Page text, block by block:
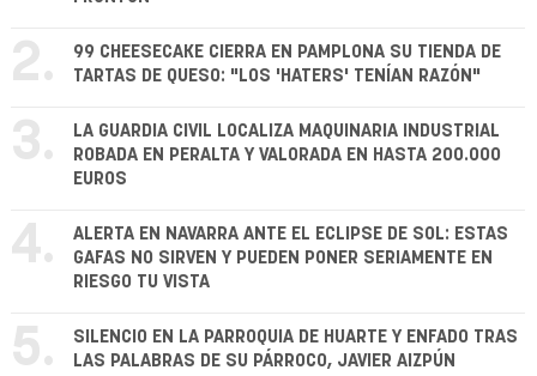
2.
99 CHEESECAKE CIERRA EN PAMPLONA SU TIENDA DE
TARTAS DE QUESO: "LOS 'HATERS' TENÍAN RAZÓN"
3.
LA GUARDIA CIVIL LOCALIZA MAQUINARIA INDUSTRIAL
ROBADA EN PERALTA Y VALORADA EN HASTA 200.000
EUROS
4.
ALERTA EN NAVARRA ANTE EL ECLIPSE DE SOL: ESTAS
GAFAS NO SIRVEN Y PUEDEN PONER SERIAMENTE EN
RIESGO TU VISTA
5.
SILENCIO EN LA PARROQUIA DE HUARTE Y ENFADO TRAS
LAS PALABRAS DE SU PÁRROCO, JAVIER AIZPÚN